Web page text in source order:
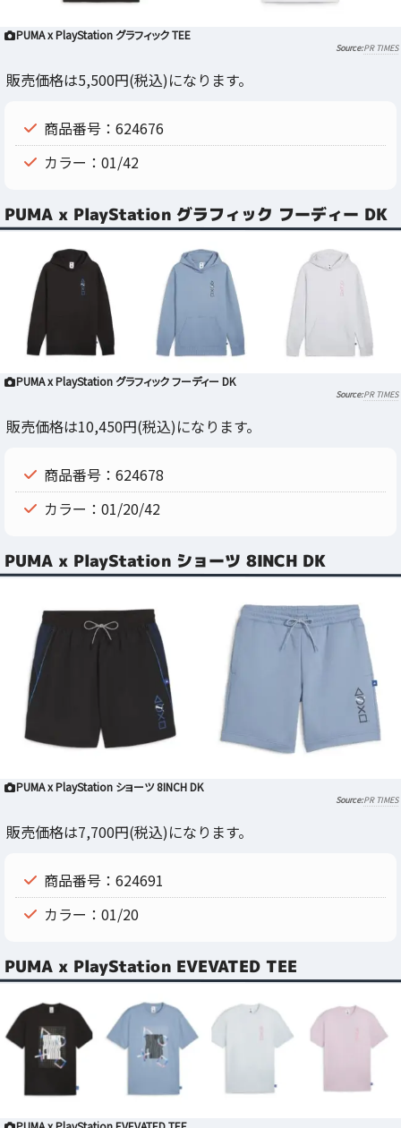
PUMA x PlayStation グラフィック TEE
PR TIMES
販売価格は5,500円(税込)になります。
商品番号：624676
カラー：01/42
PUMA x PlayStation グラフィック フーディー DK
PUMA x PlayStation グラフィック フーディー DK
PR TIMES
販売価格は10,450円(税込)になります。
商品番号：624678
カラー：01/20/42
PUMA x PlayStation ショーツ 8INCH DK
PUMA x PlayStation ショーツ 8INCH DK
PR TIMES
販売価格は7,700円(税込)になります。
商品番号：624691
カラー：01/20
PUMA x PlayStation EVEVATED TEE